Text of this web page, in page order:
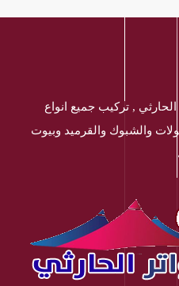
, تركيب جميع انواع
والشبوك والقرميد وبيوت